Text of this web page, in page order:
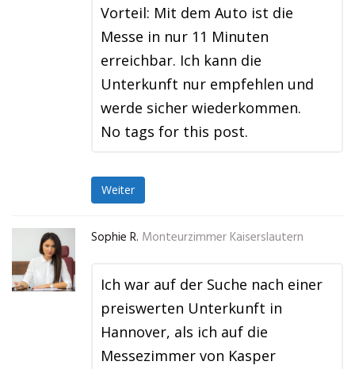
Vorteil: Mit dem Auto ist die
Messe in nur 11 Minuten
erreichbar. Ich kann die
Unterkunft nur empfehlen und
werde sicher wiederkommen.
No tags for this post.
Weiter
Sophie R. Monteurzimmer Kaiserslautern
Ich war auf der Suche nach einer
preiswerten Unterkunft in
Hannover, als ich auf die
Messezimmer von Kasper